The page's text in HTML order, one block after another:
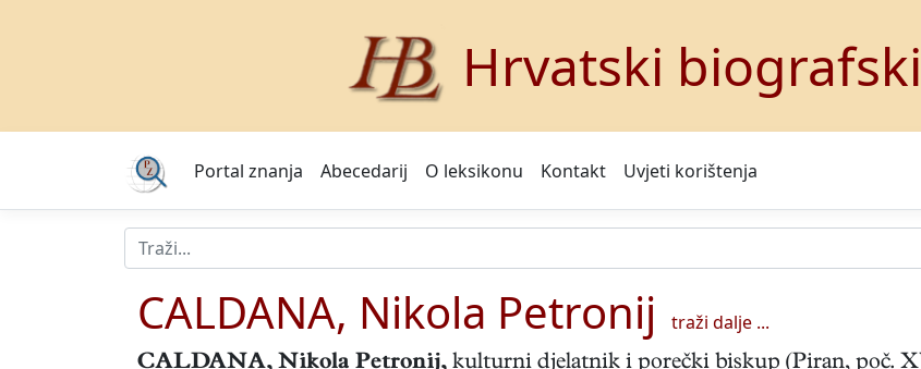
Hrvatski
Portal znanja Abecedarij O leksikonu Kontakt Uvjeti korištenja
CALDANA, Nikola Petronij traži dalje ...
CALDANA, Nikola Petronij, kulturni djelatnik i porečki biskup (Piran, poč.